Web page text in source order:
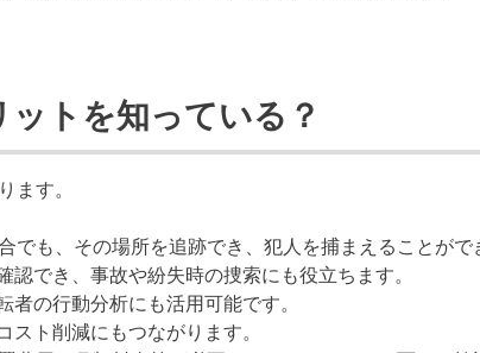
トを知っている？
ます。
も、その場所を追跡でき、犯人を捕まえることがで
でき、事故や紛失時の捜索にも役立ちます。
の行動分析にも活用可能です。
ト削減にもつながります。